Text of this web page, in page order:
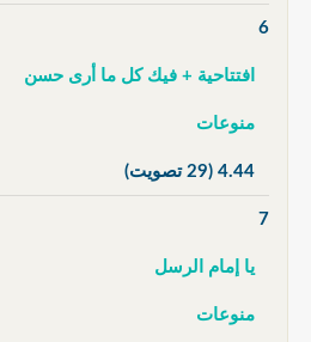
6
افتتاحية + فيك كل ما أرى حسن
منوعات
4.44 (29 تصويت)
7
يا إمام الرسل
منوعات